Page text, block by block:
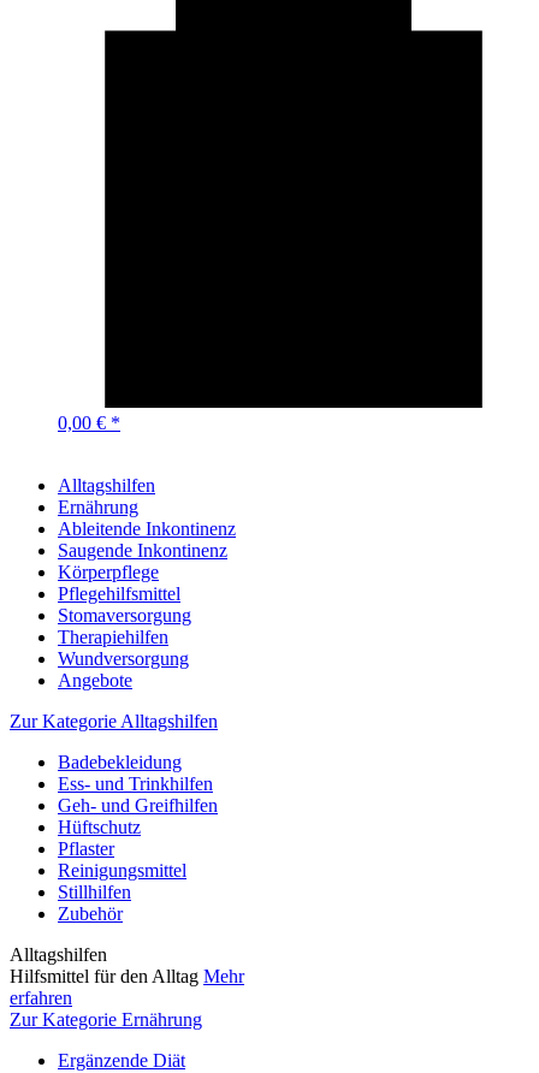
0,00 € *
Alltagshilfen
Ernährung
Ableitende Inkontinenz
Saugende Inkontinenz
Körperpflege
Pflegehilfsmittel
Stomaversorgung
Therapiehilfen
Wundversorgung
Angebote
Zur Kategorie Alltagshilfen
Badebekleidung
Ess- und Trinkhilfen
Geh- und Greifhilfen
Hüftschutz
Pflaster
Reinigungsmittel
Stillhilfen
Zubehör
Alltagshilfen
Hilfsmittel für den Alltag Mehr
erfahren
Zur Kategorie Ernährung
Ergänzende Diät